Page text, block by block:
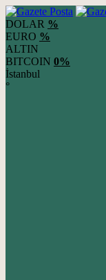
DOLAR %
EURO %
ALTIN
BITCOIN 0%
İstanbul
°